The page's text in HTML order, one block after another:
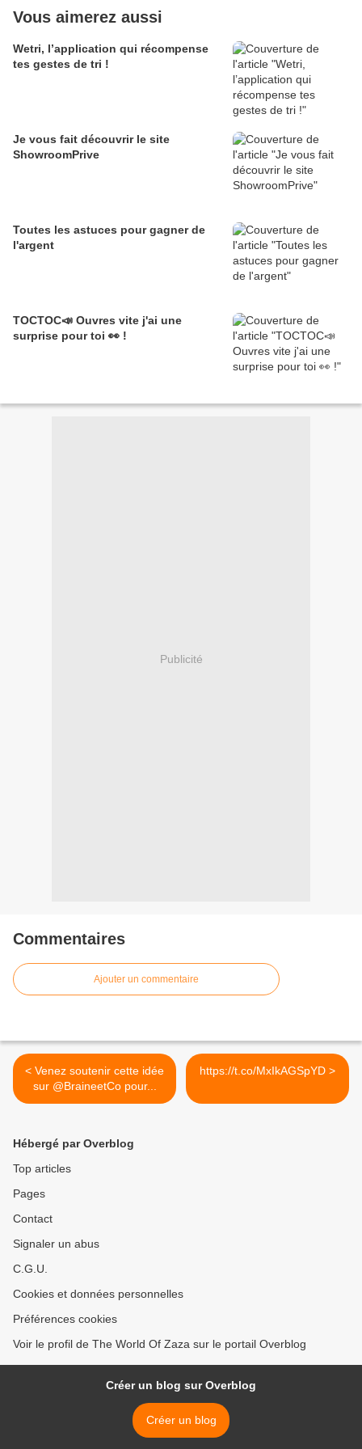
Vous aimerez aussi
Wetri, l’application qui récompense
tes gestes de tri !
Je vous fait découvrir le site
ShowroomPrive
Toutes les astuces pour gagner de
l'argent
TOCTOC📣 Ouvres vite j'ai une
surprise pour toi 👀 !
Publicité
Commentaires
Ajouter un commentaire
< Venez soutenir cette idée
sur @BraineetCo pour...
https://t.co/MxIkAGSpYD >
Hébergé par Overblog
Top articles
Pages
Contact
Signaler un abus
C.G.U.
Cookies et données personnelles
Préférences cookies
Voir le profil de The World Of Zaza sur le portail Overblog
Créer un blog sur Overblog
Créer un blog